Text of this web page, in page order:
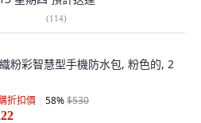
(114)
粉彩智慧型手機防水包, 粉色的, 2
折扣價 58%$530